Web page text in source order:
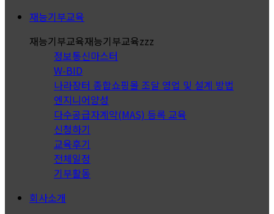
재능기부교육
재능기부교육재능기부교육zzz
정보통신마스터
W-BID
나라장터 종합쇼핑몰 조달 영업 및 설계 방법
엔지니어양성
다수공급자계약(MAS) 등록 교육
신청하기
교육후기
전체일정
기부활동
회사소개